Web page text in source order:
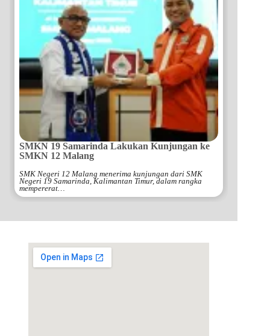
SMKN 19 Samarinda Lakukan Kunjungan ke
SMKN 12 Malang
SMK Negeri 12 Malang menerima kunjungan dari SMK
Negeri 19 Samarinda, Kalimantan Timur, dalam rangka
mempererat…